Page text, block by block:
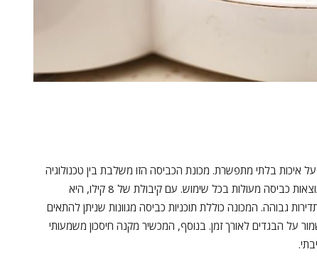
על איכות בלתי מתפשרת. מכונת הכביסה הזו משלבת בין טכנולוגיה
מתקדמת לעיצוב מודרני, מה שמאפשר לה להשיג תוצאות כביסה מעולות בכל שימוש. עם קיבולת של 8 קילו, היא
גבוהה. המכונה כוללת תוכניות כביסה מגוונות שניתן להתאים
על הבגדים לאורך זמן. בנוסף, המכשיר מקנה חיסכון משמעותי